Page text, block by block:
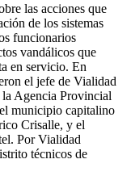
las acciones que
de los sistemas
funcionarios
vandálicos que
en servicio. En
el jefe de Vialidad
Agencia Provincial
municipio capitalino
Crisalle, y el
Por Vialidad
técnicos de